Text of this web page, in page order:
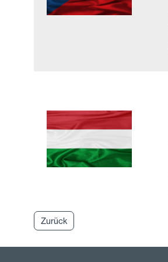
Zurück